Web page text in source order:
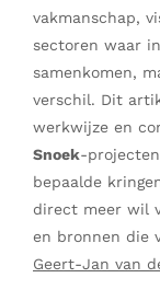
vakmanschap,
sectoren waar
samenkomen,
verschil. Dit
werkwijze en
Snoek-
bepaalde
direct meer wil
en bronnen die
Geert-Jan van